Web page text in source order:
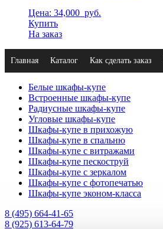
Цена: 34,000 руб.
Купить
На заказ
Главная Каталог Как сделать заказ
Белые шкафы-купе
Встроенные шкафы-купе
Радиусные шкафы-купе
Угловые шкафы-купе
Шкафы-купе в прихожую
Шкафы-купе в спальню
Шкафы-купе с витражами
Шкафы-купе пескоструй
Шкафы-купе с зеркалом
Шкафы-купе с фотопечатью
Шкафы-купе эконом-класса
8 (495) 664-41-65
8 (925) 613-64-79